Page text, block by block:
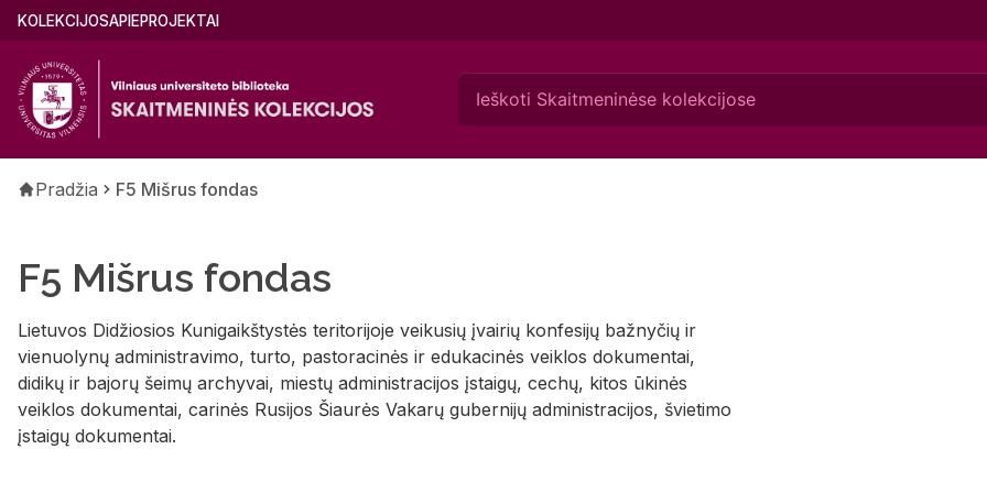
Pereiti
pagrindinį
turinį
Main
(lithuanian)
KOLEKCIJOSAPIEPROJEKTAI
Kelias
Pradžia F5 Mišrus fondas
F5 Mišrus fondas
Lietuvos Didžiosios Kunigaikštystės teritorijoje veikusių įvairių konfesijų bažnyčių ir
vienuolynų administravimo, turto, pastoracinės ir edukacinės veiklos dokumentai,
didikų ir bajorų šeimų archyvai, miestų administracijos įstaigų, cechų, kitos ūkinės
veiklos dokumentai, carinės Rusijos Šiaurės Vakarų gubernijų administracijos, švietimo
įstaigų dokumentai.